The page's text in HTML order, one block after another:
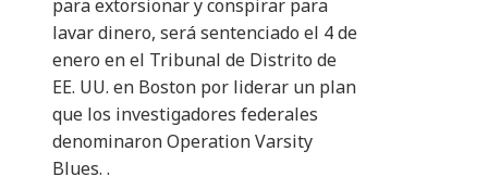
para extorsionar y conspirar para
lavar dinero, será sentenciado el 4 de
enero en el Tribunal de Distrito de
EE. UU. en Boston por liderar un plan
que los investigadores federales
denominaron Operation Varsity
Blues. .